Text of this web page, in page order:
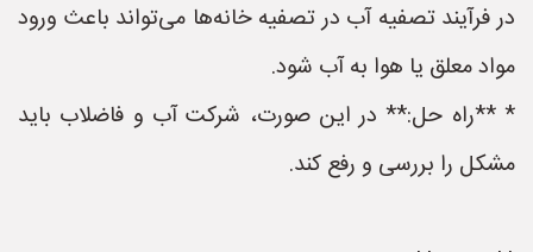
در فرآیند تصفیه آب در تصفیه خانه‌ها می‌تواند باعث ورود
مواد معلق یا هوا به آب شود.
* **راه حل:** در این صورت، شرکت آب و فاضلاب باید
مشکل را بررسی و رفع کند.